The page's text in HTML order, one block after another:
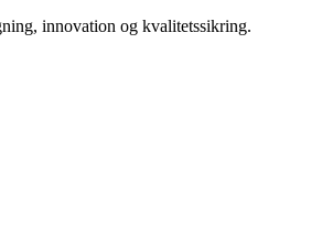
innovation og kvalitetssikring.